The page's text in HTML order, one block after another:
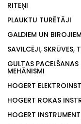
RITEŅI
PLAUKTU TURĒTĀJI
GALDIEM UN BIROJIEM
SAVILCĒJI, SKRŪVES,
GULTAS PACELŠANAS
MEHĀNISMI
HOGERT
HOGERT ROKAS
HOGERT